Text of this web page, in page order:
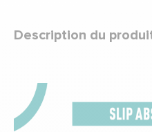
Description du